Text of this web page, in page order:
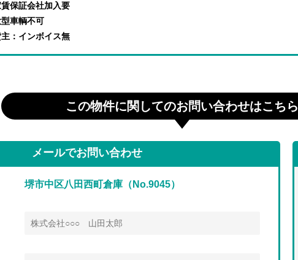
賃保証会社加入要
型車輌不可
主：インボイス無
この物件に関してのお問い合わせはこちら
メールでお問い合わせ
堺市中区八田西町倉庫（No.9045）